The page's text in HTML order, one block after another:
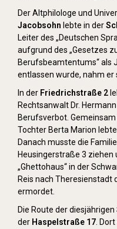
Der Altphilologe und
Jacobsohn lebte in der
Leiter des „Deutschen
aufgrund des „Gesetzes
Berufsbeamtentums“ als
entlassen wurde, nahm er
In der Friedrichstraße 2
Rechtsanwalt Dr.
Berufsverbot.
Tochter Berta Marion
Danach musste die
Heusingerstraße 3 ziehen
„Ghettohaus“ in der
Reis nach Theresienstadt
ermordet.
Die Route der
der Haspelstraße 17 .